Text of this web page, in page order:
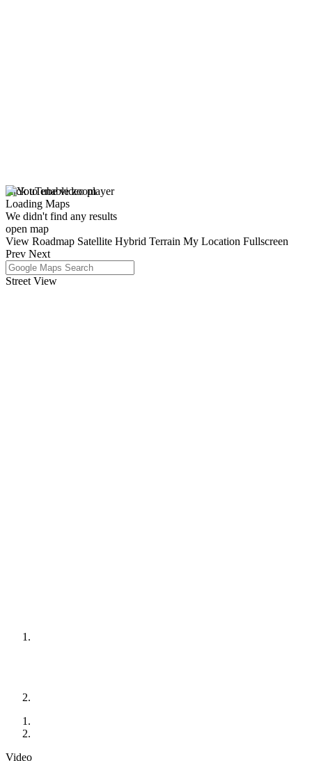
click to enable zoom
Loading Maps
We didn't find any results
open map
View Roadmap Satellite Hybrid Terrain My Location Fullscreen
Prev Next
Street View
Video